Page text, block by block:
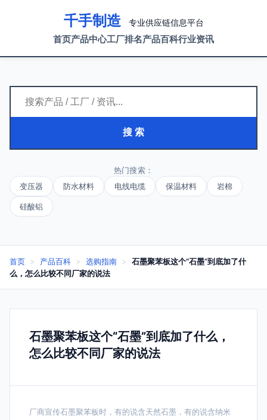
千手制造 专业供应链信息平台
首页产品中心工厂排名产品百科行业资讯
搜 索
热门搜索：
变压器
防水材料 电线电缆 保温材料 岩棉
硅酸铝
首页 > 产品百科 > 选购指南 >
石墨聚苯板这个“石墨”到底加了什
么，怎么比较不同厂家的说法
石墨聚苯板这个“石墨”到底加了什么，
怎么比较不同厂家的说法
厂商宣传石墨聚苯板时，有的说含天然石墨，有的说含纳米